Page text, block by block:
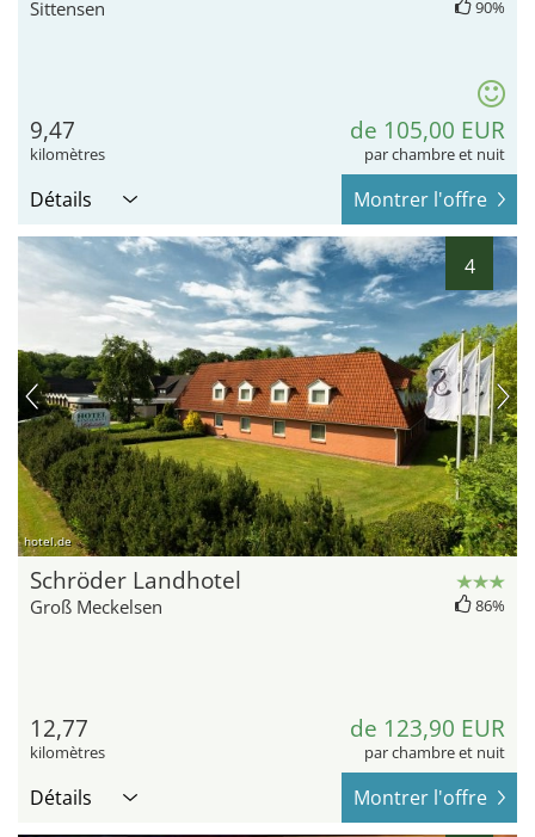
Sittensen 90%
9,47
kilomètres
de 105,00 EUR
par chambre et nuit
Détails Montrer l'offre
4
hotel.de
Schröder Landhotel
Groß Meckelsen 86%
12,77
kilomètres
de 123,90 EUR
par chambre et nuit
Détails Montrer l'offre